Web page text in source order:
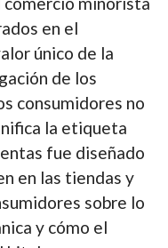
en el
único de la
de los
consumidores no
la etiqueta
fue diseñado
en las tiendas y
sobre lo
y cómo el